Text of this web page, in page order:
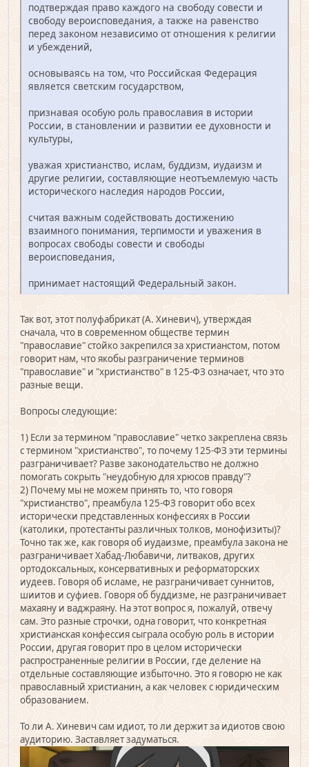
подтверждая право каждого на свободу совести и
свободу вероисповедания, а также на равенство
перед законом независимо от отношения к религии
и убеждений,
основываясь на том, что Российская Федерация
является светским государством,
признавая особую роль православия в истории
России, в становлении и развитии ее духовности и
культуры,
уважая христианство, ислам, буддизм, иудаизм и
другие религии, составляющие неотъемлемую часть
исторического наследия народов России,
считая важным содействовать достижению
взаимного понимания, терпимости и уважения в
вопросах свободы совести и свободы
вероисповедания,
принимает настоящий Федеральный закон.
Так вот, этот полуфабрикат (А. Хиневич), утверждая
сначала, что в современном обществе термин
"православие" стойко закрепился за христианстом, потом
говорит нам, что якобы разграничение терминов
"православие" и "христианство" в 125-ФЗ означает, что это
разные вещи.
Вопросы следующие:
1) Если за термином "православие" четко закреплена связь
с термином "христианство", то почему 125-ФЗ эти термины
разграничивает? Разве законодательство не должно
помогать сокрыть "неудобную для хрюсов правду"?
2) Почему мы не можем принять то, что говоря
"христианство", преамбула 125-ФЗ говорит обо всех
исторически представленных конфессиях в России
(католики, протестанты различных толков, монофизиты)?
Точно так же, как говоря об иудаизме, преамбула закона не
разграничивает Хабад-Любавичи, литваков, других
ортодоксальных, консервативных и реформаторских
иудеев. Говоря об исламе, не разграничивает суннитов,
шиитов и суфиев. Говоря об буддизме, не разграничивает
махаяну и ваджраяну. На этот вопрос я, пожалуй, отвечу
сам. Это разные строчки, одна говорит, что конкретная
христианская конфессия сыграла особую роль в истории
России, другая говорит про в целом исторически
распространенные религии в России, где деление на
отдельные составляющие избыточно. Это я говорю не как
православный христианин, а как человек с юридическим
образованием.
То ли А. Хиневич сам идиот, то ли держит за идиотов свою
аудиторию. Заставляет задуматься.